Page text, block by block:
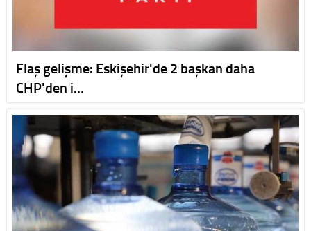
Flaş gelişme: Eskişehir'de 2 başkan daha
CHP'den i…